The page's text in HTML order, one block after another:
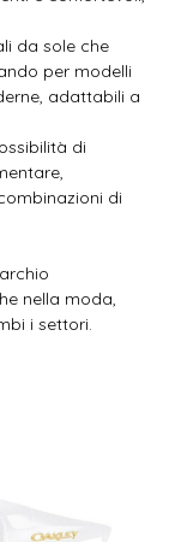
da sole che
per modelli
adattabili a
di
di
nella moda,
i settori.